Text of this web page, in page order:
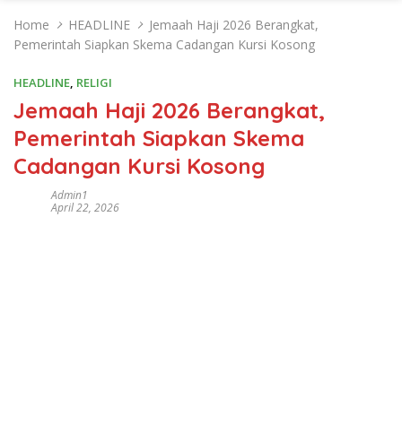
Home HEADLINE
Jemaah Haji 2026 Berangkat,
Pemerintah Siapkan Skema Cadangan Kursi Kosong
HEADLINE, RELIGI
Jemaah Haji 2026 Berangkat,
Pemerintah Siapkan Skema
Cadangan Kursi Kosong
Admin1
April 22, 2026